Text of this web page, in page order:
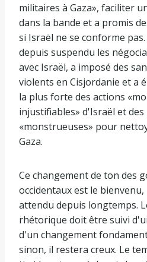
militaires à Gaza», faciliter
dans la bande et a promis
si Israël ne se conforme
depuis suspendu les
avec Israël, a imposé des
violents en Cisjordanie et a
la plus forte des actions
injustifiables» d'Israël et
«monstrueuses» pour
Gaza.
Ce changement de ton des
occidentaux est le
attendu depuis longtemps.
rhétorique doit être suivi
d'un changement
sinon, il restera creux. Le